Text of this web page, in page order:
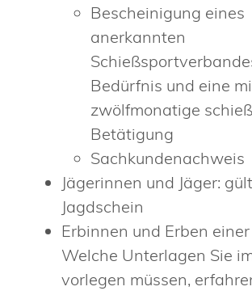
Bescheinigung eines
anerkannten
Bedürfnis und eine
zwölfmonatige
Betätigung
Sachkundenachweis
Jägerinnen und Jäger:
Jagdschein
Erbinnen und Erben
Welche Unterlagen Sie
vorlegen müssen,